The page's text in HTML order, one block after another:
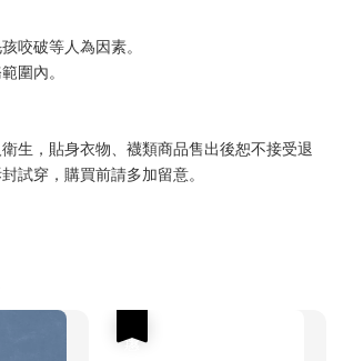
咬破等人為因素。
圍內。
生，貼身衣物、襪類商品售出後恕不接受退
試穿，購買前請多加留意。